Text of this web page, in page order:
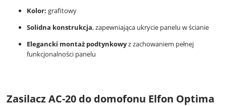
Kolor: grafitowy
Solidna konstrukcja, zapewniająca ukrycie panelu w ścianie
Elegancki montaż podtynkowyz zachowaniem pełnej
funkcjonalności panelu
Zasilacz AC-20 do domofonu Elfon Optima